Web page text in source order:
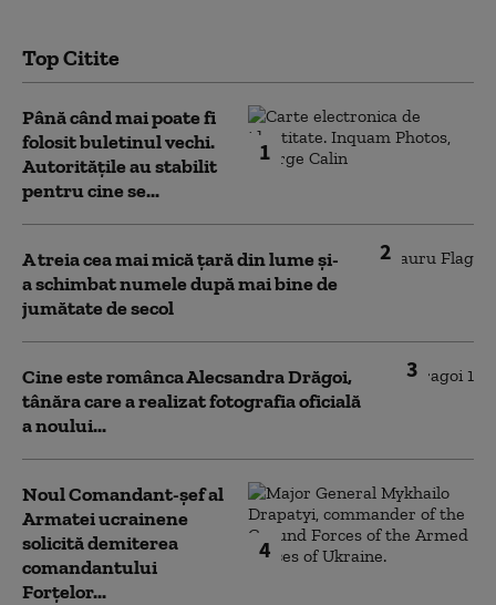
Top Citite
1
Până când mai poate fi
folosit buletinul vechi.
Autoritățile au stabilit
pentru cine se...
2
A treia cea mai mică țară din lume și-
a schimbat numele după mai bine de
jumătate de secol
3
Cine este românca Alecsandra Drăgoi,
tânăra care a realizat fotografia oficială
a noului...
4
Noul Comandant-șef al
Armatei ucrainene
solicită demiterea
comandantului
Forțelor...